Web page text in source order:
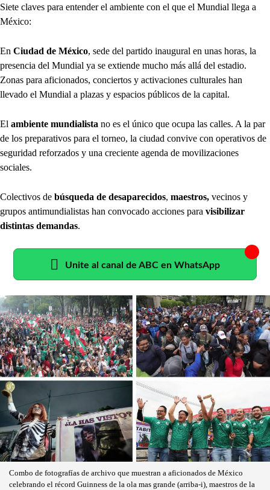
Siete claves para entender el ambiente con el que el Mundial llega a
México:
En Ciudad de México, sede del partido inaugural en unas horas, la
presencia del Mundial ya se extiende mucho más allá del estadio.
Zonas para aficionados, conciertos y activaciones culturales han
llevado el Mundial a plazas y espacios públicos de la capital.
El ambiente mundialista no es el único que ocupa las calles. A la par
de los preparativos para el torneo, la ciudad convive con operativos de
seguridad reforzados y una creciente agenda de movilizaciones
sociales.
Colectivos de búsqueda de desaparecidos, maestros, vecinos y
grupos antimundialistas han convocado acciones para visibilizar
distintas demandas.
Unite al canal de ABC en WhatsApp
Combo de fotografías de archivo que muestran a aficionados de México
celebrando el récord Guinness de la ola mas grande (arriba-i), maestros de la